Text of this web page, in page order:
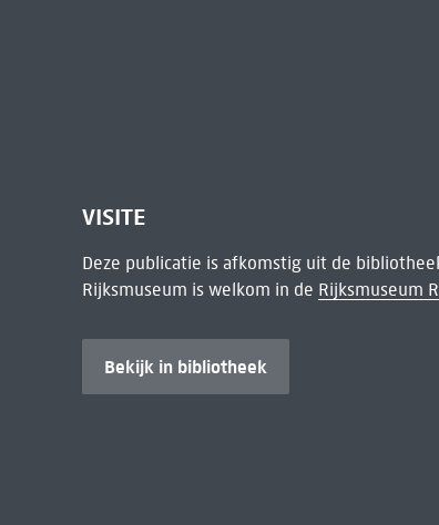
VISITE
Deze publicatie is afkomstig uit de
Rijksmuseum is welkom in de Rijksmuseum
Bekijk in bibliotheek